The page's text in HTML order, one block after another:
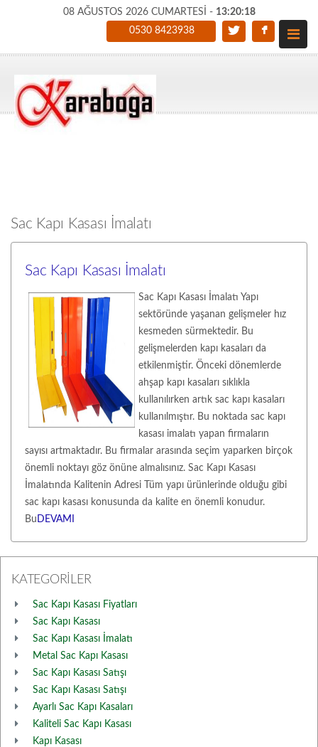
08 AĞUSTOS 2026 CUMARTESİ - 13:20:19
0530 8423938
Sac Kapı Kasası İmalatı
Sac Kapı Kasası İmalatı
Sac Kapı Kasası İmalatı Yapı
sektöründe yaşanan gelişmeler hız
kesmeden sürmektedir. Bu
gelişmelerden kapı kasaları da
etkilenmiştir. Önceki dönemlerde
ahşap kapı kasaları sıklıkla
kullanılırken artık sac kapı kasaları
kullanılmıştır. Bu noktada sac kapı
kasası imalatı yapan firmaların
sayısı artmaktadır. Bu firmalar arasında seçim yaparken birçok
önemli noktayı göz önüne almalısınız. Sac Kapı Kasası
İmalatında Kalitenin Adresi Tüm yapı ürünlerinde olduğu gibi
sac kapı kasası konusunda da kalite en önemli konudur.
Bu DEVAMI
KATEGORİLER
Sac Kapı Kasası Fiyatları
Sac Kapı Kasası
Sac Kapı Kasası İmalatı
Metal Sac Kapı Kasası
Sac Kapı Kasası Satışı
Sac Kapı Kasası Satışı
Ayarlı Sac Kapı Kasaları
Kaliteli Sac Kapı Kasası
Kapı Kasası